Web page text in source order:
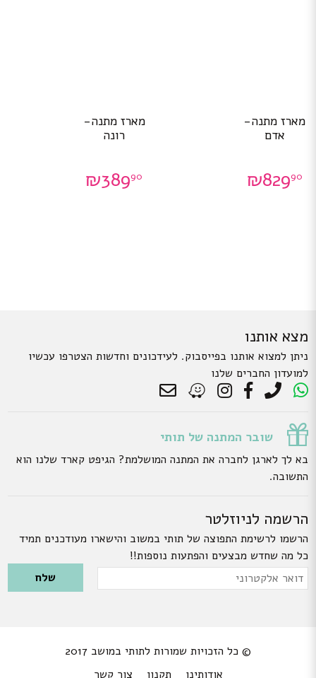
מארז מתנה-
אדם
₪82990
מארז מתנה-
רונה
₪38990
מצא אותנו
ניתן למצוא אותנו בפייסבוק. לעידכונים וחדשות הצטרפו עכשיו
למועדון החברים שלנו
שובר המתנה של תותי
בא לך לארגן לחברה את המתנה המושלמת? הגיפט קארד שלנו הוא
התשובה.
הרשמה לניוזלטר
הרשמו לרשימת התפוצה של תותי במשוב והישארו מעודכנים תמיד
כל מה שחדש מבצעים והפתעות נוספות!!
Please leave this field empty.
דואר
© כל הזכויות שמורות לתותי במושב 2017
אודותינו
תקנון צור קשר